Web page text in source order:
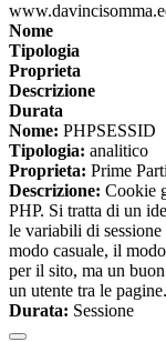
Nome
Tipologia
Proprieta
Descrizione
Durata
Nome: PHPSESSID
Tipologia: analitico
Proprieta: Prime Parti
Descrizione: Cookie
PHP. Si tratta di un
le variabili di
modo casuale, il
per il sito, ma un
un utente tra le pagine.
Durata: Sessione